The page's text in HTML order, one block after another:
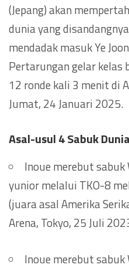
(Jepang) akan
dunia yang
mendadak masuk Ye
Pertarungan gelar
12 ronde kali 3 menit di
Jumat, 24 Januari 2025.
Asal-usul 4 Sabuk
Inoue merebut sabuk
yunior melalui TKO-8
(juara asal Amerika
Arena, Tokyo, 25 Juli
Inoue merebut sabuk